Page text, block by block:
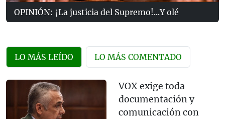
OPINIÓN: ¡La justicia del Supremo!...Y olé
LO MÁS LEÍDO LO MÁS COMENTADO
VOX exige toda
documentación y
comunicación con